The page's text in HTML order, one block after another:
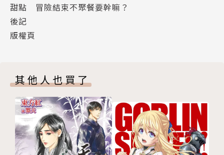
甜點 冒險結束不聚餐要幹嘛？
後記
版權頁
其他人也買了